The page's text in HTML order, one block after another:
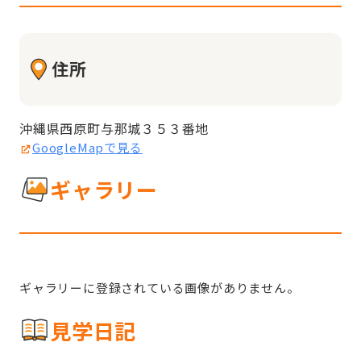
住所
沖縄県西原町与那城３５３番地
GoogleMapで見る
ギャラリー
ギャラリーに登録されている画像がありません。
見学日記